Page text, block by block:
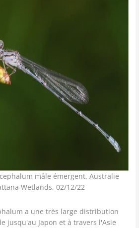
mâle émergent, Australie
Wetlands, 02/12/22
a une très large distribution
jusqu'au Japon et à travers l'Asie